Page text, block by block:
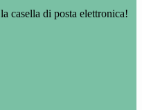
casella di posta elettronica!